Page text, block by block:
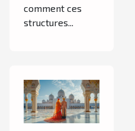
comment ces
structures...